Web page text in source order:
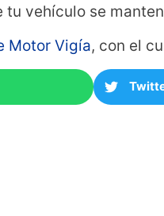
vehículo se
Motor Vigía, con el